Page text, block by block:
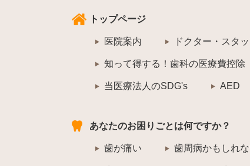
トップページ
医院案内 ドクター・スタ
知って得する！歯科の医療費控除
当医療法人のSDG's AED
あなたのお困りごとは何ですか？
歯が痛い 歯周病かもしれ